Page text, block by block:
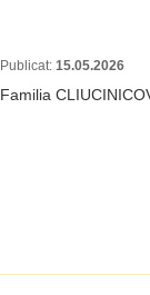
Publicat: 15.05.2026
Familia